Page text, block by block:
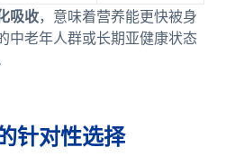
吸收，意味着营养能更快被身
中老年人群或长期亚健康状态
针对性选择